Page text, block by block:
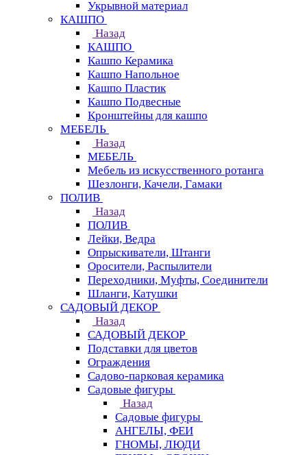
Укрывной материал
КАШПО
Назад
КАШПО
Кашпо Керамика
Кашпо Напольное
Кашпо Пластик
Кашпо Подвесные
Кронштейны для кашпо
МЕБЕЛЬ
Назад
МЕБЕЛЬ
Мебель из искусственного ротанга
Шезлонги, Качели, Гамаки
ПОЛИВ
Назад
ПОЛИВ
Лейки, Ведра
Опрыскиватели, Штанги
Оросители, Распылители
Переходники, Муфты, Соединители
Шланги, Катушки
САДОВЫЙ ДЕКОР
Назад
САДОВЫЙ ДЕКОР
Подставки для цветов
Ограждения
Садово-парковая керамика
Садовые фигуры
Назад
Садовые фигуры
АНГЕЛЫ, ФЕИ
ГНОМЫ, ЛЮДИ